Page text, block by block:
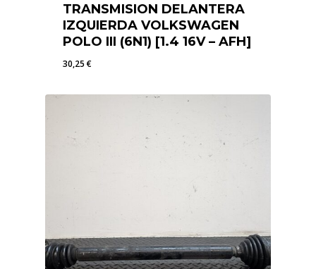
TRANSMISION DELANTERA
IZQUIERDA VOLKSWAGEN
POLO III (6N1) [1.4 16V – AFH]
30,25€